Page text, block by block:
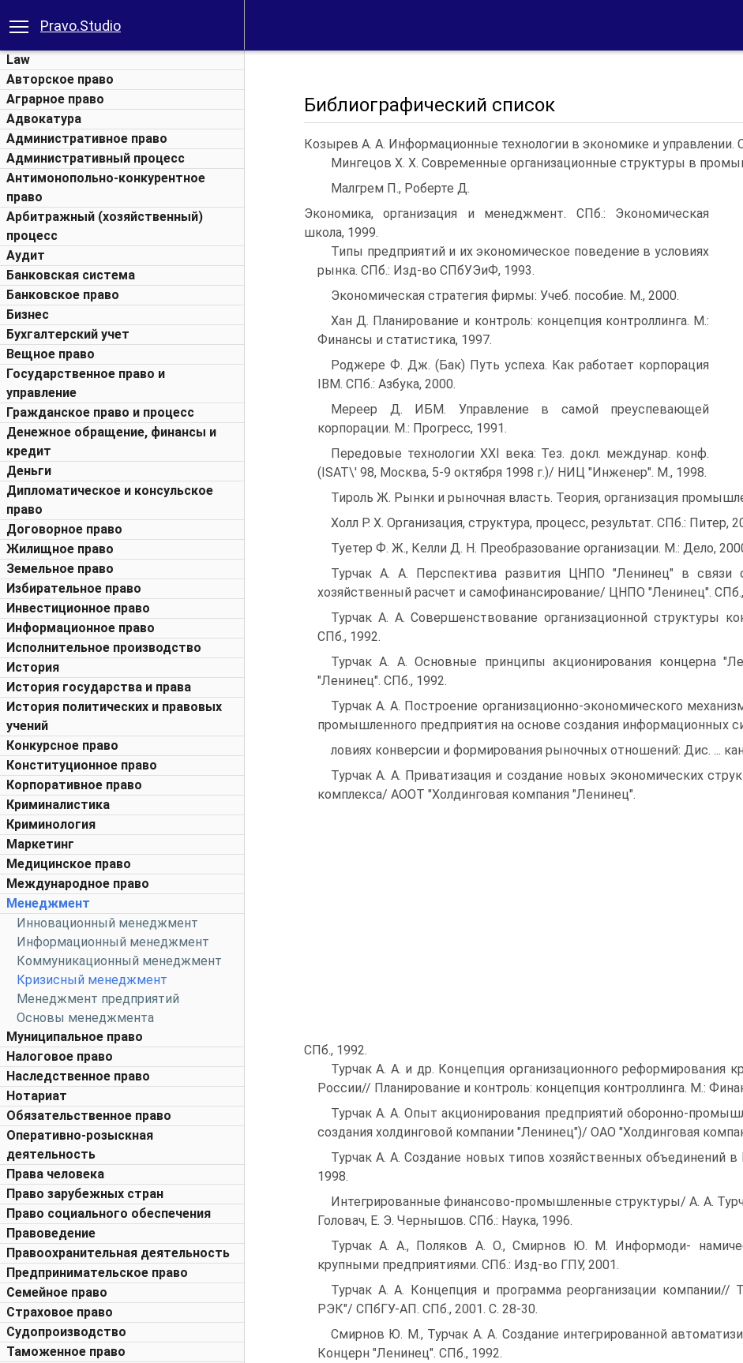
Pravo.Studio
Law
Авторское право
Аграрное право
Адвокатура
Административное право
Административный процесс
Антимонопольно-конкурентное
право
Арбитражный (хозяйственный)
процесс
Аудит
Банковская система
Банковское право
Бизнес
Бухгалтерский учет
Вещное право
Государственное право и
управление
Гражданское право и процесс
Денежное обращение, финансы и
кредит
Деньги
Дипломатическое и консульское
право
Договорное право
Жилищное право
Земельное право
Избирательное право
Инвестиционное право
Информационное право
Исполнительное производство
История
История государства и права
История политических и правовых
учений
Конкурсное право
Конституционное право
Корпоративное право
Криминалистика
Криминология
Маркетинг
Медицинское право
Международное право
Менеджмент
Инновационный менеджмент
Информационный менеджмент
Коммуникационный менеджмент
Кризисный менеджмент
Менеджмент предприятий
Основы менеджмента
Муниципальное право
Налоговое право
Наследственное право
Нотариат
Обязательственное право
Оперативно-розыскная
деятельность
Права человека
Право зарубежных стран
Право социального обеспечения
Правоведение
Правоохранительная деятельность
Предпринимательское право
Семейное право
Страховое право
Судопроизводство
Таможенное право
Библиографический список
Козырев А. А. Информационные технологии в экономике и управлении.
Мингецов X. X. Современные организационные структуры в
Малгрем П., Роберте Д.
Экономика, организация и менеджмент. СПб.: Экономическая
школа, 1999.
Типы предприятий и их экономическое поведение в условиях
рынка. СПб.: Изд-во СПбУЭиФ, 1993.
Экономическая стратегия фирмы: Учеб. пособие. М., 2000.
Хан Д. Планирование и контроль: концепция контроллинга. М.:
Финансы и статистика, 1997.
Роджере Ф. Дж. (Бак) Путь успеха. Как работает корпорация
IBM. СПб.: Азбука, 2000.
Мереер Д. ИБМ. Управление в самой преуспевающей
корпорации. М.: Прогресс, 1991.
Передовые технологии XXI века: Тез. докл. междунар. конф.
(ISAT\' 98, Москва, 5-9 октября 1998 г.)/ НИЦ "Инженер". М., 1998.
Тироль Ж. Рынки и рыночная власть. Теория, организация
Холл Р. X. Организация, структура, процесс, результат. СПб.: Питер,
Туетер Ф. Ж., Келли Д. Н. Преобразование организации. М.: Дело,
Турчак А. А. Перспектива развития ЦНПО "Ленинец" в связи
хозяйственный расчет и самофинансирование/ ЦНПО "Ленинец".
Турчак А. А. Совершенствование организационной структуры
СПб., 1992.
Турчак А. А. Основные принципы акционирования концерна
"Ленинец". СПб., 1992.
Турчак А. А. Построение организационно-экономического
промышленного предприятия на основе создания информационных
ловиях конверсии и формирования рыночных отношений: Дис. ...
Турчак А. А. Приватизация и создание новых экономических
комплекса/ АООТ "Холдинговая компания "Ленинец".
СПб., 1992.
Турчак А. А. и др. Концепция организационного реформирования
России// Планирование и контроль: концепция контроллинга. М.:
Турчак А. А. Опыт акционирования предприятий оборонно-
создания холдинговой компании "Ленинец")/ ОАО "Холдинговая
Турчак А. А. Создание новых типов хозяйственных объединений
1998.
Интегрированные финансово-промышленные структуры/ А. А.
Головач, Е. Э. Чернышов. СПб.: Наука, 1996.
Турчак А. А., Поляков А. О., Смирнов Ю. М. Информоди-
крупными предприятиями. СПб.: Изд-во ГПУ, 2001.
Турчак А. А. Концепция и программа реорганизации
РЭК"/ СПбГУ-АП. СПб., 2001. С. 28-30.
Смирнов Ю. М., Турчак А. А. Создание интегрированной
Концерн "Ленинец". СПб., 1992.